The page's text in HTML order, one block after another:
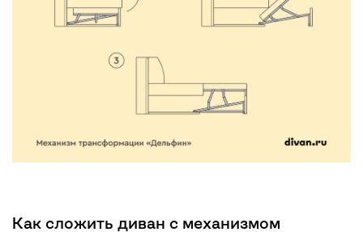
Как сложить диван с механизмом